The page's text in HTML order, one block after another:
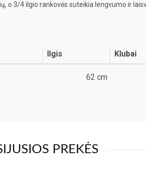
o 3/4 ilgio rankovės suteikia lengvumo ir
Ilgis Klubai
62 cm
PREKĖS